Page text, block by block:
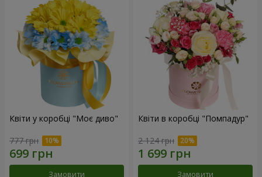
Квіти у коробці "Моє диво"
777 грн
Замовити
Квіти в коробці "Помпадур"
2 124 грн
Замовити